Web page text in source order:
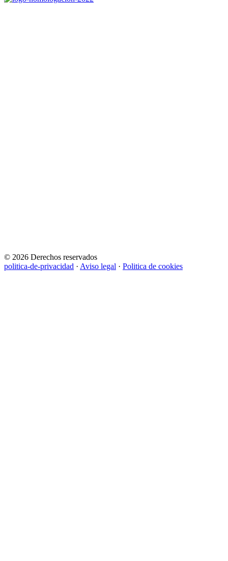
© 2026 Derechos reservados
politica-de-privacidad · Aviso legal · Politica de cookies